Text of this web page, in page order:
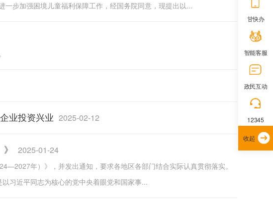
步加强困境儿童福利保障工作，经国务院同意，现提出以...
业投资兴业 2025-02-12
2025-01-24
年）》，并发出通知，要求各地区各部门结合实际认真贯彻落实。
习近平同志为核心的党中央着眼党和国家事...
甘快办
智能客服
政民互动
12345
收起